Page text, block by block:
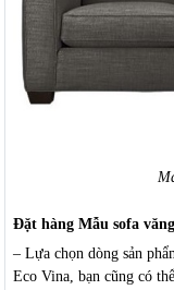
Đặt hàng Mẫu sofa
– Lựa chọn dòng sản
Eco Vina, bạn cũng có